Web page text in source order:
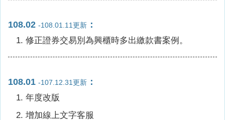
108.02 -108.01.11更新 ：
修正證券交易別為興櫃時多出繳款書案例。
108.01 -107.12.31更新 ：
年度改版
增加線上文字客服